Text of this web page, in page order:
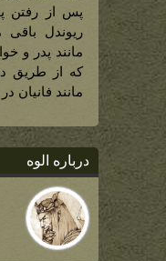
پس از رفتن
ریوندل باقی
مانند پدر و
که از طریق
مانند فانیان
درباره الوه